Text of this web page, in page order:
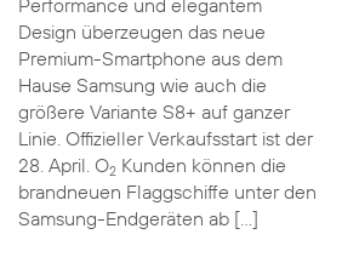
Performance und elegantem
Design überzeugen das neue
Premium-Smartphone aus dem
Hause Samsung wie auch die
größere Variante S8+ auf ganzer
Linie. Offizieller Verkaufsstart ist der
28. April. O2Kunden können die
brandneuen Flaggschiffe unter den
Samsung-Endgeräten ab […]